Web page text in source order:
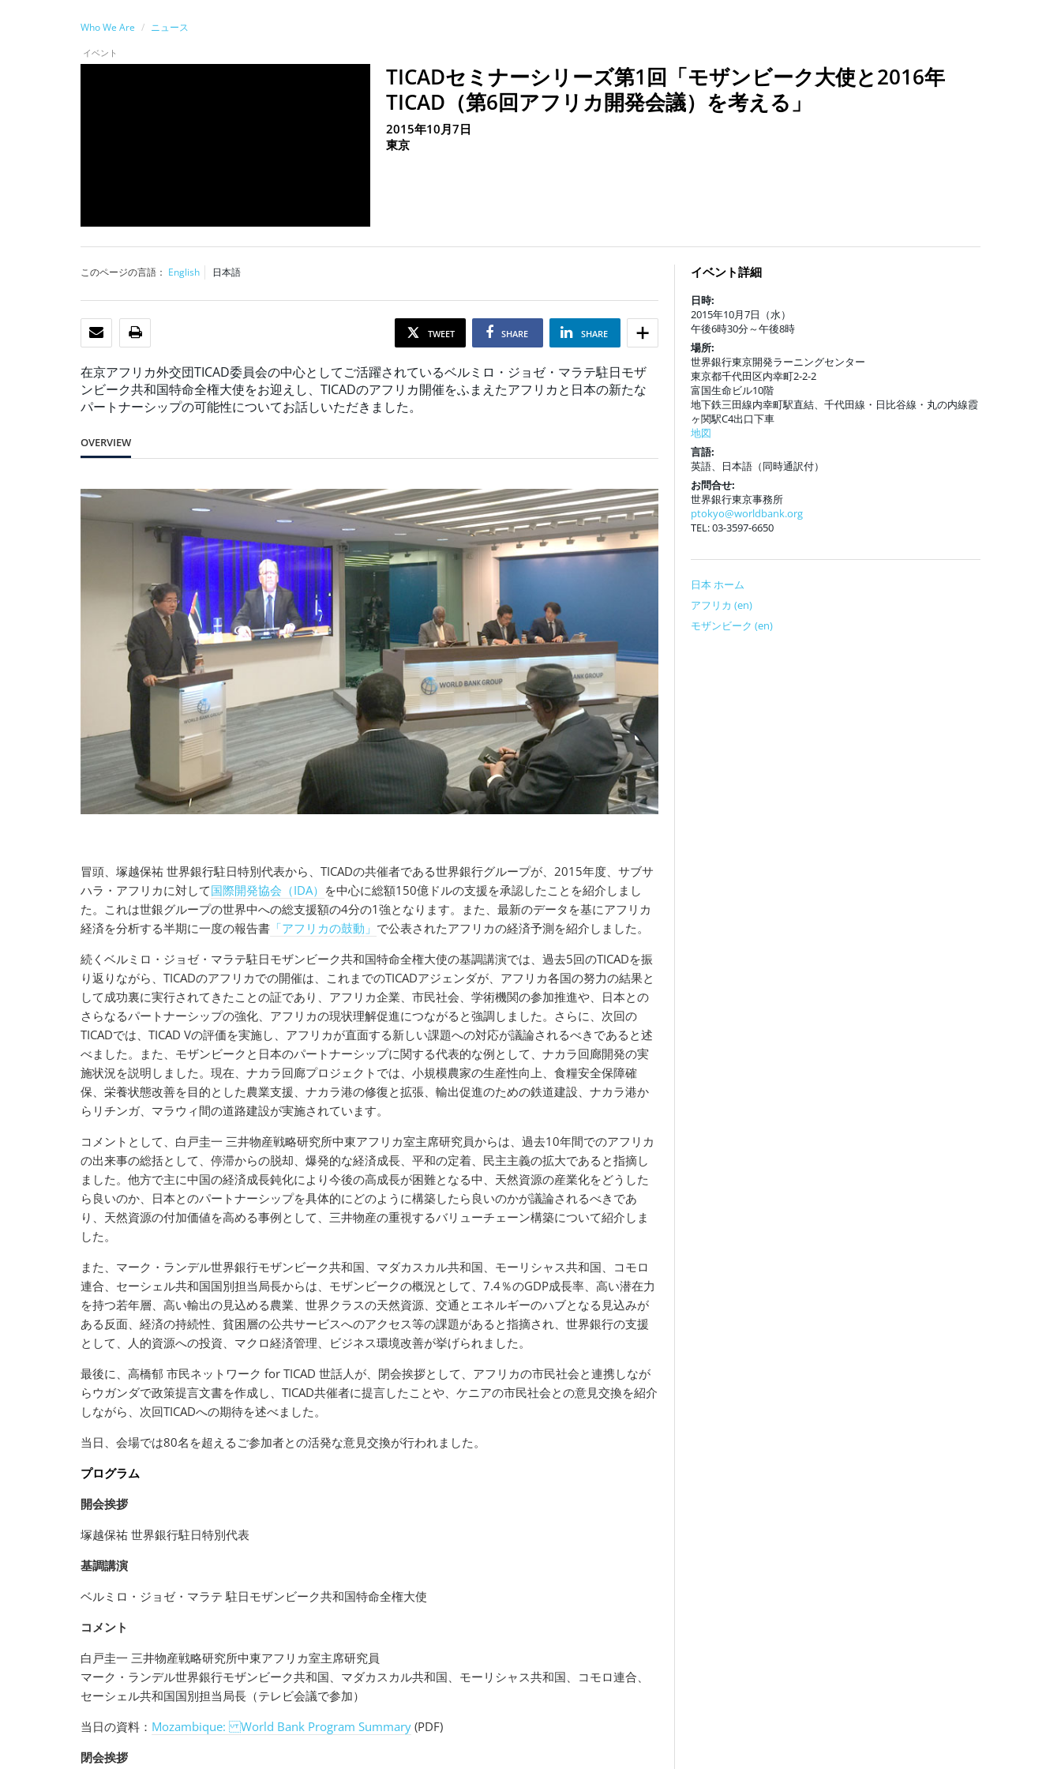
Who We Are ニュース
イベント
TICADセミナーシリーズ第1回「モザンビーク大使と2016年
TICAD（第6回アフリカ開発会議）を考える」
2015年10月7日
東京
このページの言語： English 日本語
Eメール TWEET SHARE SHARE
在京アフリカ外交団TICAD委員会の中心としてご活躍されているベルミロ・ジョゼ・マラテ駐日モザ
ンビーク共和国特命全権大使をお迎えし、TICADのアフリカ開催をふまえたアフリカと日本の新たな
パートナーシップの可能性についてお話しいただきました。
OVERVIEW
冒頭、塚越保祐 世界銀行駐日特別代表から、TICADの共催者である世界銀行グループが、2015年度、サブサ
ハラ・アフリカに対して国際開発協会（IDA） を中心に総額150億ドルの支援を承認したことを紹介しまし
た。これは世銀グループの世界中への総支援額の4分の1強となります。また、最新のデータを基にアフリカ
経済を分析する半期に一度の報告書 「アフリカの鼓動」 で公表されたアフリカの経済予測を紹介しました。
続くベルミロ・ジョゼ・マラテ駐日モザンビーク共和国特命全権大使の基調講演では、過去5回のTICADを振
り返りながら、TICADのアフリカでの開催は、これまでのTICADアジェンダが、アフリカ各国の努力の結果と
して成功裏に実行されてきたことの証であり、アフリカ企業、市民社会、学術機関の参加推進や、日本との
さらなるパートナーシップの強化、アフリカの現状理解促進につながると強調しました。さらに、次回の
TICADでは、TICAD Vの評価を実施し、アフリカが直面する新しい課題への対応が議論されるべきであると述
べました。また、モザンビークと日本のパートナーシップに関する代表的な例として、ナカラ回廊開発の実
施状況を説明しました。現在、ナカラ回廊プロジェクトでは、小規模農家の生産性向上、食糧安全保障確
保、栄養状態改善を目的とした農業支援、ナカラ港の修復と拡張、輸出促進のための鉄道建設、ナカラ港か
らリチンガ、マラウィ間の道路建設が実施されています。
コメントとして、白戸圭一 三井物産戦略研究所中東アフリカ室主席研究員からは、過去10年間でのアフリカ
の出来事の総括として、停滞からの脱却、爆発的な経済成長、平和の定着、民主主義の拡大であると指摘し
ました。他方で主に中国の経済成長鈍化により今後の高成長が困難となる中、天然資源の産業化をどうした
ら良いのか、日本とのパートナーシップを具体的にどのように構築したら良いのかが議論されるべきであ
り、天然資源の付加価値を高める事例として、三井物産の重視するバリューチェーン構築について紹介しま
した。
また、マーク・ランデル世界銀行モザンビーク共和国、マダカスカル共和国、モーリシャス共和国、コモロ
連合、セーシェル共和国国別担当局長からは、モザンビークの概況として、7.4％のGDP成長率、高い潜在力
を持つ若年層、高い輸出の見込める農業、世界クラスの天然資源、交通とエネルギーのハブとなる見込みが
ある反面、経済の持続性、貧困層の公共サービスへのアクセス等の課題があると指摘され、世界銀行の支援
として、人的資源への投資、マクロ経済管理、ビジネス環境改善が挙げられました。
最後に、高橋郁 市民ネットワーク for TICAD 世話人が、閉会挨拶として、アフリカの市民社会と連携しなが
らウガンダで政策提言文書を作成し、TICAD共催者に提言したことや、ケニアの市民社会との意見交換を紹介
しながら、次回TICADへの期待を述べました。
当日、会場では80名を超えるご参加者との活発な意見交換が行われました。
プログラム
開会挨拶
塚越保祐 世界銀行駐日特別代表
基調講演
ベルミロ・ジョゼ・マラテ 駐日モザンビーク共和国特命全権大使
コメント
白戸圭一 三井物産戦略研究所中東アフリカ室主席研究員
マーク・ランデル世界銀行モザンビーク共和国、マダカスカル共和国、モーリシャス共和国、コモロ連合、
セーシェル共和国国別担当局長（テレビ会議で参加）
当日の資料： Mozambique: World Bank Program Summary (PDF)
閉会挨拶
イベント詳細
日時:
2015年10月7日（水）
午後6時30分～午後8時
場所:
世界銀行東京開発ラーニングセンター
東京都千代田区内幸町2-2-2
富国生命ビル10階
地下鉄三田線内幸町駅直結、千代田線・日比谷線・丸の内線霞
ヶ関駅C4出口下車
地図
言語:
英語、日本語（同時通訳付）
お問合せ:
世界銀行東京事務所
ptokyo@worldbank.org
TEL: 03-3597-6650
日本 ホーム
アフリカ (en)
モザンビーク (en)